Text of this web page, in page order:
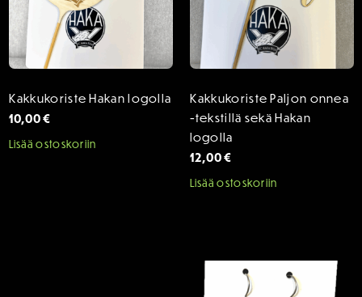
Kakkukoriste Hakan logolla
10,00€
Lisää ostoskoriin
Kakkukoriste Paljon onnea
-tekstillä sekä Hakan
logolla
12,00€
Lisää ostoskoriin